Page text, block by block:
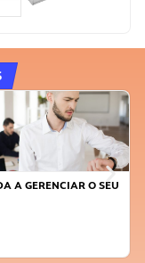
A GERENCIAR O SEU